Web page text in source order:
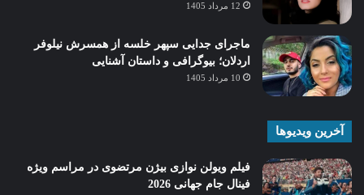
12 مرداد 1405
ماجرای جدایی سپهر خلسه از همسرش نیلوفر
اردلان؛ بیوگرافی و داستان آشنایی
10 مرداد 1405
آخرین ویدیوها
فیلم ویولن نوازی بیژن مرتضوی در مراسم ویژه
فینال جام جهانی 2026